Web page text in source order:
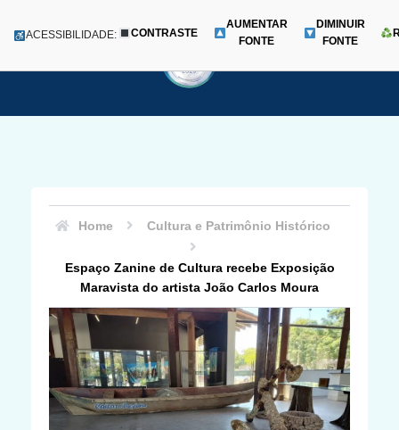
para
Menu
ACESSIBILIDADE: CONTRASTE
AUMENTAR
FONTE
DIMINUIR
FONTE
Home Cultura e Patrimônio Histórico
Espaço Zanine de Cultura recebe Exposição
Maravista do artista João Carlos Moura